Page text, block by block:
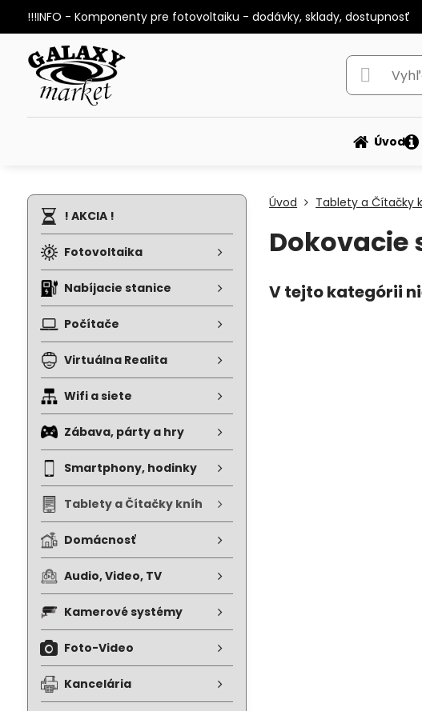
!!!INFO - Komponenty pre fotovoltaiku - dodávky, sklady, dostupnosť
Úvod
Úvod Tablety a Čítačky
Dokovacie
! AKCIA !
Fotovoltaika
Nabíjacie stanice
Počítače
Virtuálna Realita
Wifi a siete
Zábava, párty a hry
Smartphony, hodinky
Tablety a Čítačky kníh
Domácnosť
Audio, Video, TV
Kamerové systémy
Foto-Video
Kancelária